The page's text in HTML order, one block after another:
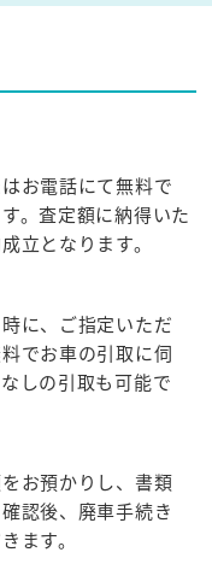
お電話にて無料で
。査定額に納得いた
立となります。
に、ご指定いただ
でお車の引取に伺
しの引取も可能で
お預かりし、書類
認後、廃車手続き
ます。